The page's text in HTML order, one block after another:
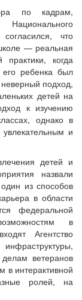
по кадрам,
что
— реальная
когда
ребенка был
подход,
детей на
к изучению
однако в
и
детей и
назвали
из способов
в области
федеральной
в
Агентство
ветеранов
в интерактивной
ролей, на